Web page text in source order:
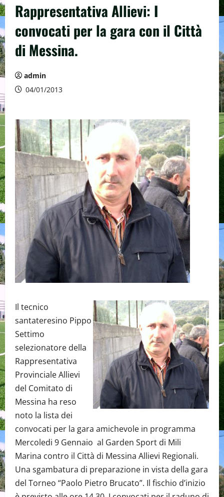
Rappresentativa Allievi: I
convocati per la gara con il Città
di Messina.
admin
04/01/2013
Il tecnico
santateresino Pippo
Settimo
selezionatore della
Rappresentativa
Provinciale Allievi
del Comitato di
Messina ha reso
noto la lista dei
convocati per la gara amichevole in programma
Mercoledi 9 Gennaio al Garden Sport di Mili
Marina contro il Città di Messina Allievi Regionali.
Una sgambatura di preparazione in vista della gara
del Torneo “Paolo Pietro Brucato”. Il fischio d’inizio